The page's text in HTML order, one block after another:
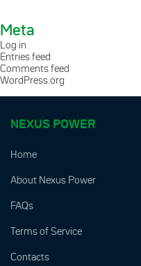
Meta
Log in
Entries feed
Comments feed
WordPress.org
NEXUS POWER
Home
About Nexus Power
FAQs
Terms of Service
Contacts